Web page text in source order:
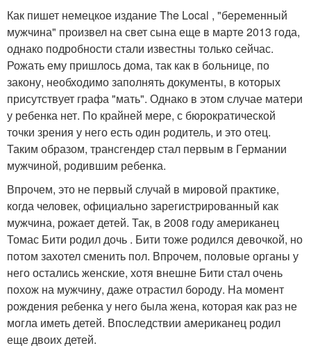
Как пишет немецкое издание The Local , "беременный
мужчина" произвел на свет сына еще в марте 2013 года,
однако подробности стали известны только сейчас.
Рожать ему пришлось дома, так как в больнице, по
закону, необходимо заполнять документы, в которых
присутствует графа "мать". Однако в этом случае матери
у ребенка нет. По крайней мере, с бюрократической
точки зрения у него есть один родитель, и это отец.
Таким образом, трансгендер стал первым в Германии
мужчиной, родившим ребенка.
Впрочем, это не первый случай в мировой практике,
когда человек, официально зарегистрированный как
мужчина, рожает детей. Так, в 2008 году американец
Томас Бити родил дочь . Бити тоже родился девочкой, но
потом захотел сменить пол. Впрочем, половые органы у
него остались женские, хотя внешне Бити стал очень
похож на мужчину, даже отрастил бороду. На момент
рождения ребенка у него была жена, которая как раз не
могла иметь детей. Впоследствии американец родил
еще двоих детей.